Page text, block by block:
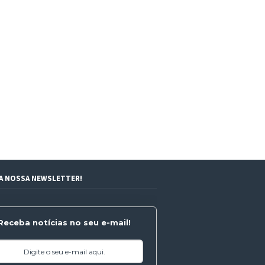
NOSSA NEWSLETTER!
notícias no seu e-mail!